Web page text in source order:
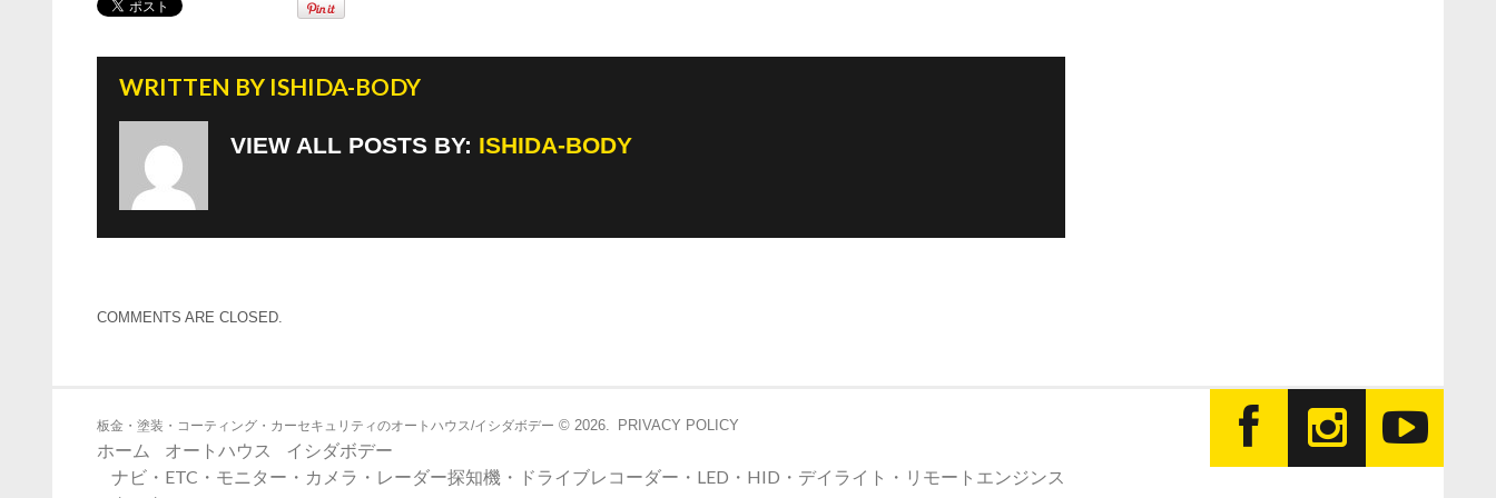
k
WRITTEN BY ISHIDA-BODY
VIEW ALL POSTS BY: ISHIDA-BODY
COMMENTS ARE CLOSED.
板金・塗装・コーティング・カーセキュリティのオートハウス/イシダボデー © 2026. PRIVACY POLICY
ホーム オートハウス
イシダボデー
ナビ・ETC・モニター・カメラ・レーダー探知機・ドライブレコーダー・LED・HID・デイライト・リモートエンジンス